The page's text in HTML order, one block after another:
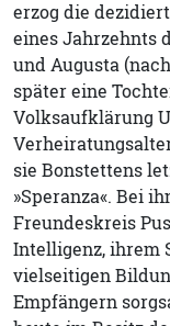
erzog die
eines Jahrzehnts
und Augusta
später eine
Volksaufklärung
sie Bonstettens
»Speranza«. Bei
Freundeskreis
Intelligenz, ihrem
vielseitigen
Empfängern